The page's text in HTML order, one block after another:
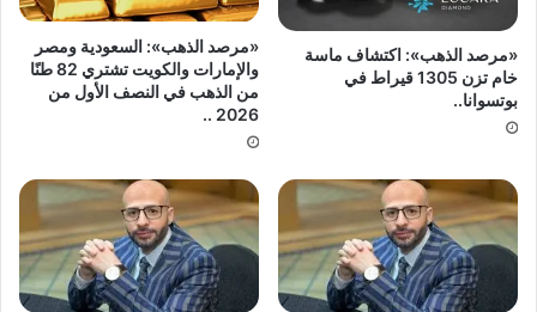
«مرصد الذهب»: اكتشاف ماسة
خام تزن 1305 قيراط في
بوتسوانا..
«مرصد الذهب»: السعودية ومصر
والإمارات والكويت تشتري 82 طنًا
من الذهب في النصف الأول من
2026 ..